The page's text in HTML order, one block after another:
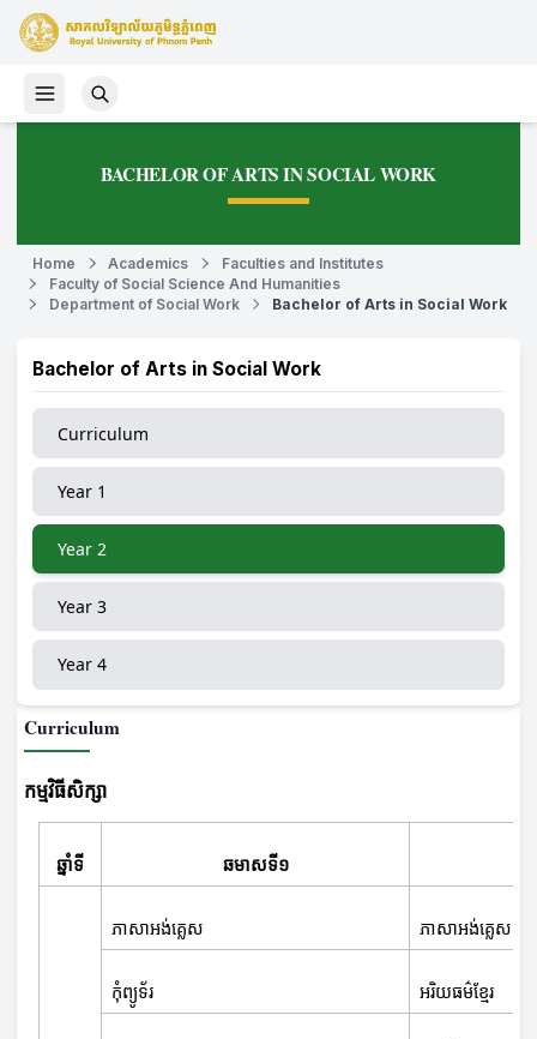
BACHELOR OF ARTS IN SOCIAL WORK
Home Academics
Faculties and Institutes
Faculty of Social Science And Humanities
Department of Social Work
Bachelor of Arts in Social Work
Bachelor of Arts in Social Work
Curriculum
Year 1
Year 2
Year 3
Year 4
Curriculum
កម្មវិធីសិក្សា
ឆ្នាំទី ឆមាសទី១
ភាសាអង់គ្លេស ភាសាអង់គ្លេស
កុំព្យូទ័រ អរិយធម៌ខ្មែរ